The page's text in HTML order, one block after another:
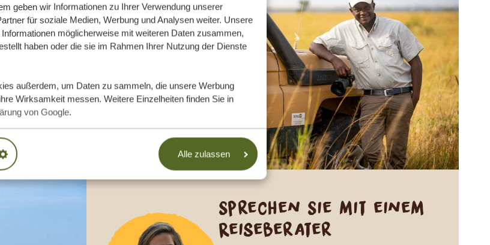
geben wir Informationen zu Ihrer Verwendung unserer
für soziale Medien, Werbung und Analysen weiter. Unsere
möglicherweise mit weiteren Daten zusammen,
haben oder die sie im Rahmen Ihrer Nutzung der Dienste
außerdem, um Daten zu sammeln, die unsere Werbung
Wirksamkeit messen. Weitere Einzelheiten finden Sie in
von Google.
Alle zulassen
Sprechen Sie mit einem
Reiseberater